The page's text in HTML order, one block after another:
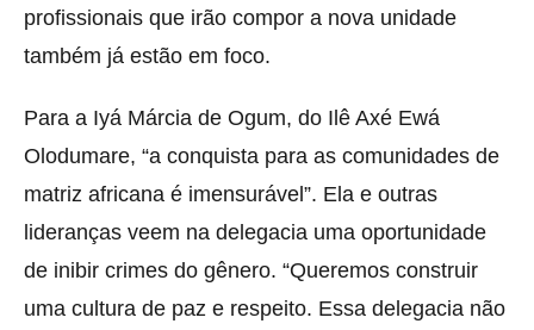
profissionais que irão compor a nova unidade
também já estão em foco.
Para a Iyá Márcia de Ogum, do Ilê Axé Ewá
Olodumare, “a conquista para as comunidades de
matriz africana é imensurável”. Ela e outras
lideranças veem na delegacia uma oportunidade
de inibir crimes do gênero. “Queremos construir
uma cultura de paz e respeito. Essa delegacia não